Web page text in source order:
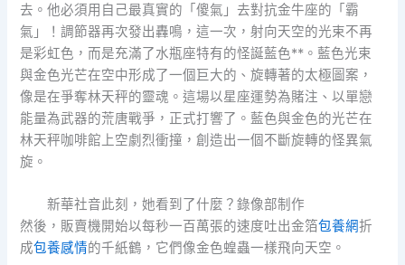
去。他必須用自己最真實的「傻氣」去對抗金牛座的「霸
氣」！調節器再次發出轟鳴，這一次，射向天空的光束不再
是彩虹色，而是充滿了水瓶座特有的怪誕藍色**。藍色光束
與金色光芒在空中形成了一個巨大的、旋轉著的太極圖案，
像是在爭奪林天秤的靈魂。這場以星座運勢為賭注、以單戀
能量為武器的荒唐戰爭，正式打響了。藍色與金色的光芒在
林天秤咖啡館上空劇烈衝撞，創造出一個不斷旋轉的怪異氣
旋。
新華社音此刻，她看到了什麼？錄像部制作
然後，販賣機開始以每秒一百萬張的速度吐出金箔包養網折
成包養感情的千紙鶴，它們像金色蝗蟲一樣飛向天空。